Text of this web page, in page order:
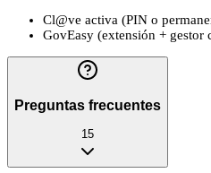
Cl@ve activa (PIN o
GovEasy (extensión + gestor
Preguntas frecuentes
15